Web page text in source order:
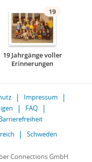
19
19 Jahrgänge voller
Erinnerungen
Impressum
FAQ
Schweden
Connections GmbH